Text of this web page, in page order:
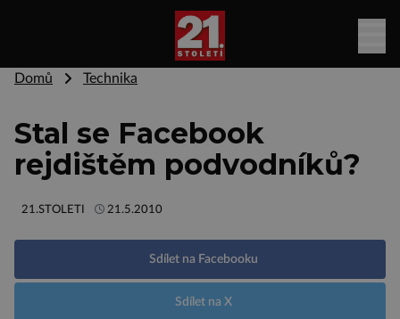
Domů Technika
Stal se Facebook
rejdištěm podvodníků?
21.STOLETI 21.5.2010
Sdílet na Facebooku
Sdílet na X